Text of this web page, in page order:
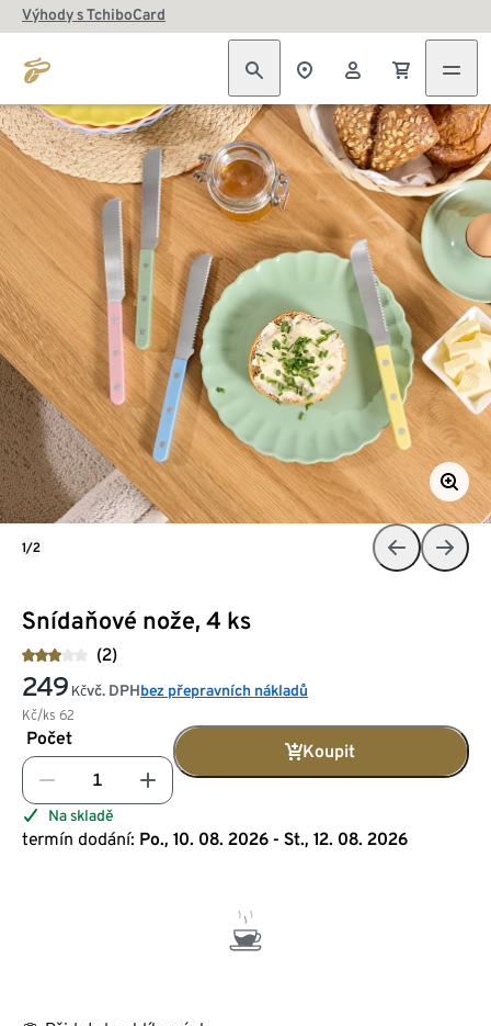
Výhody s TchiboCard
Snídaňové nože, 4 ks
(2)
249 Kč
Kč/ks 62
vč. DPHbez přepravních nákladů
Počet
Koupit
Na skladě
termín dodání: Po., 10. 08. 2026 - St., 12. 08. 2026
1/2